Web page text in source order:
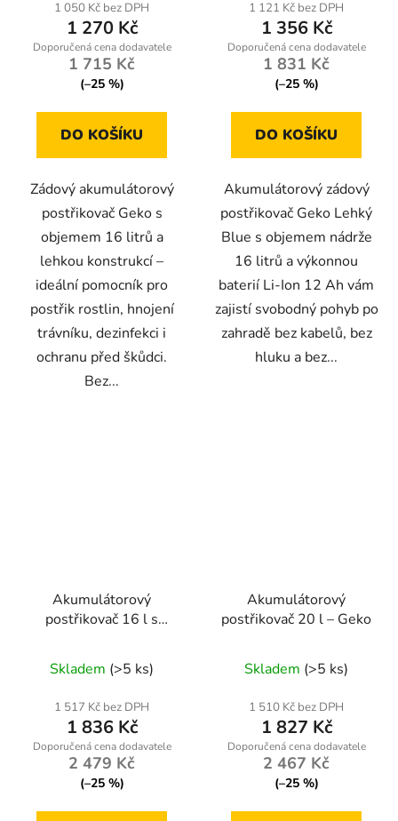
1 050 Kč bez DPH
1 270 Kč
1 715 Kč
(–25 %)
DO KOŠÍKU
Zádový akumulátorový
postřikovač Geko s
objemem 16 litrů a
lehkou konstrukcí –
ideální pomocník pro
postřik rostlin, hnojení
trávníku, dezinfekci i
ochranu před škůdci.
Bez...
1 121 Kč bez DPH
1 356 Kč
1 831 Kč
(–25 %)
DO KOŠÍKU
Akumulátorový zádový
postřikovač Geko Lehký
Blue s objemem nádrže
16 litrů a výkonnou
baterií Li-Ion 12 Ah vám
zajistí svobodný pohyb po
zahradě bez kabelů, bez
hluku a bez...
Akumulátorový
postřikovač 16 l s
Geko
Skladem (>5 ks)
1 517 Kč bez DPH
1 836 Kč
2 479 Kč
(–25 %)
Akumulátorový
postřikovač 20 l – Geko
Skladem (>5 ks)
1 510 Kč bez DPH
1 827 Kč
2 467 Kč
(–25 %)